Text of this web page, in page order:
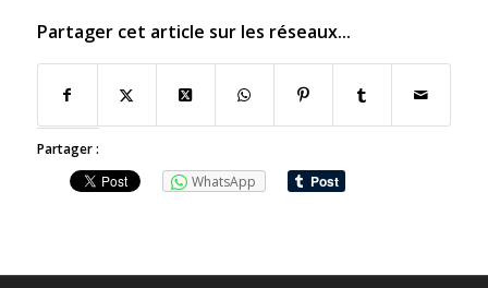
Partager cet article sur les réseaux...
Partager :
WhatsApp